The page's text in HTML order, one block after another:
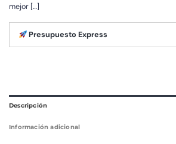
mejor […]
Presupuesto Express
Descripción
Información adicional